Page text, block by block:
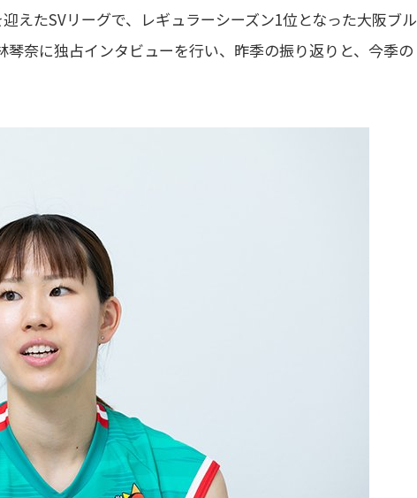
えたSVリーグで、レギュラーシーズン1位となった大阪ブル
奈に独占インタビューを行い、昨季の振り返りと、今季の